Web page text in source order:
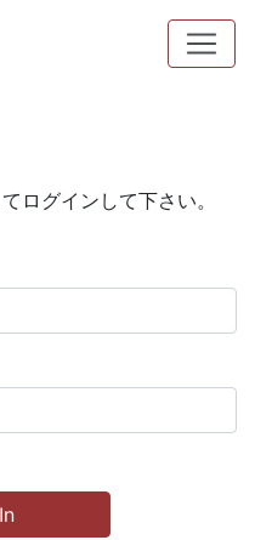
ログインして下さい。